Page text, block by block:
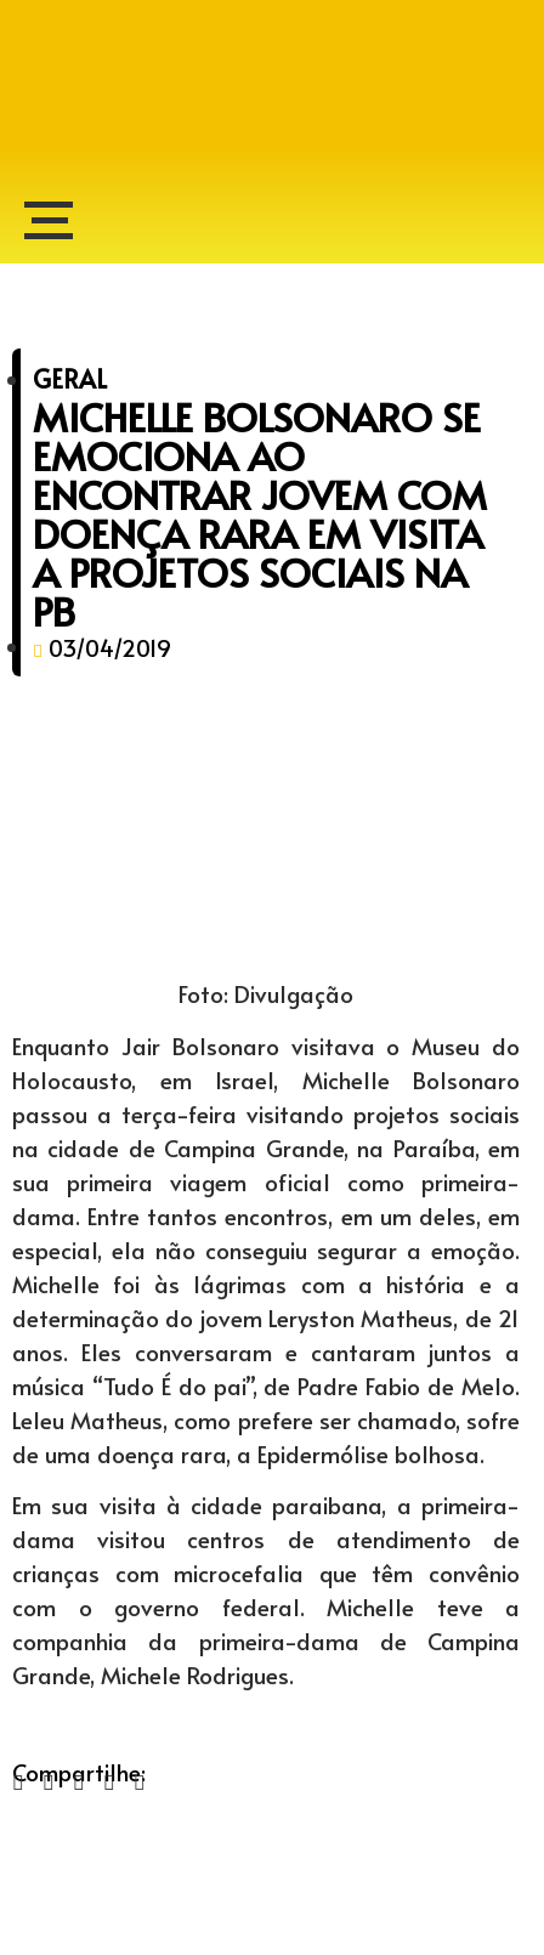
GERAL
MICHELLE BOLSONARO SE
EMOCIONA AO
ENCONTRAR JOVEM COM
DOENÇA RARA EM VISITA
A PROJETOS SOCIAIS NA
PB
03/04/2019
Foto: Divulgação
Enquanto Jair Bolsonaro visitava o Museu do
Holocausto, em Israel, Michelle Bolsonaro
passou a terça-feira visitando projetos sociais
na cidade de Campina Grande, na Paraíba, em
sua primeira viagem oficial como primeira-
dama. Entre tantos encontros, em um deles, em
especial, ela não conseguiu segurar a emoção.
Michelle foi às lágrimas com a história e a
determinação do jovem Leryston Matheus, de 21
anos. Eles conversaram e cantaram juntos a
música “Tudo É do pai”, de Padre Fabio de Melo.
Leleu Matheus, como prefere ser chamado, sofre
de uma doença rara, a Epidermólise bolhosa.
Em sua visita à cidade paraibana, a primeira-
dama visitou centros de atendimento de
crianças com microcefalia que têm convênio
com o governo federal. Michelle teve a
companhia da primeira-dama de Campina
Grande, Michele Rodrigues.
Compartilhe: